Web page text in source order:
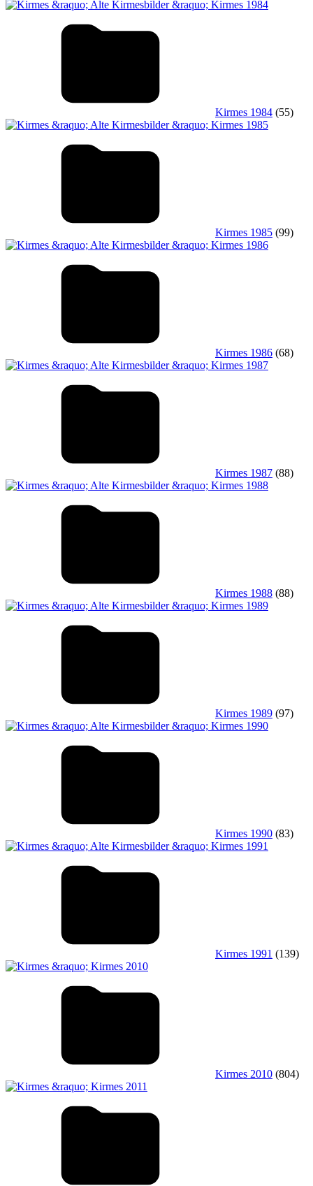
Kirmes 1984 (55)
Kirmes 1985 (99)
Kirmes 1986 (68)
Kirmes 1987 (88)
Kirmes 1988 (88)
Kirmes 1989 (97)
Kirmes 1990 (83)
Kirmes 1991 (139)
Kirmes 2010 (804)